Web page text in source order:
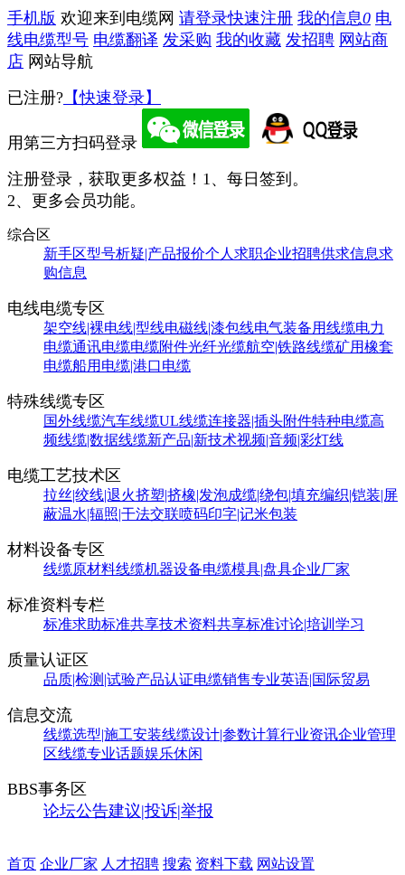
手机版 欢迎来到电缆网 请登录快速注册 我的信息0 电
线电缆型号 电缆翻译 发采购 我的收藏 发招聘 网站商
店 网站导航
已注册? 【快速登录】
用第三方扫码登录
注册登录，获取更多权益！ 1、每日签到。
2、更多会员功能。
综合区
新手区型号析疑|产品报价个人求职企业招聘供求信息求
购信息
电线电缆专区
架空线|裸电线|型线电磁线|漆包线电气装备用线缆电力
电缆通讯电缆电缆附件光纤光缆航空|铁路线缆矿用橡套
电缆船用电缆|港口电缆
特殊线缆专区
国外线缆汽车线缆UL线缆连接器|插头附件特种电缆高
频线缆|数据线缆新产品|新技术视频|音频|彩灯线
电缆工艺技术区
拉丝|绞线|退火挤塑|挤橡|发泡成缆|绕包|填充编织|铠装|屏
蔽温水|辐照|干法交联喷码印字|记米包装
材料设备专区
线缆原材料线缆机器设备电缆模具|盘具企业厂家
标准资料专栏
标准求助标准共享技术资料共享标准讨论|培训学习
质量认证区
品质|检测|试验产品认证电缆销售专业英语|国际贸易
信息交流
线缆选型|施工安装线缆设计|参数计算行业资讯企业管理
区线缆专业话题娱乐休闲
BBS事务区
论坛公告建议|投诉|举报
首页 企业厂家 人才招聘 搜索 资料下载 网站设置